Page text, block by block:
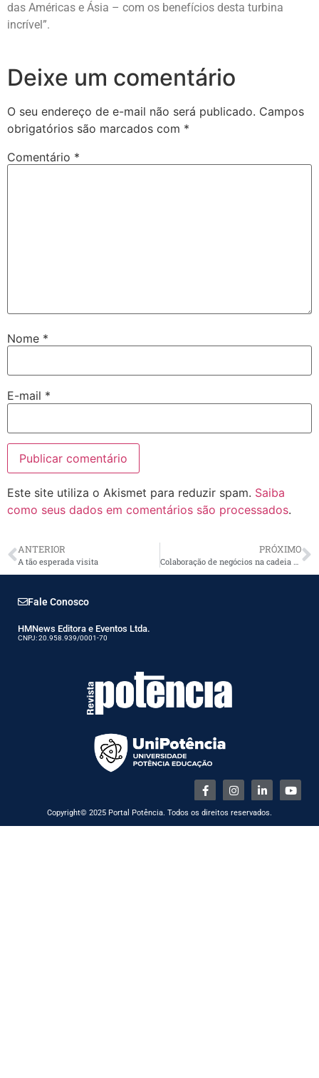
das Américas e Ásia – com os benefícios desta turbina
incrível”.
Deixe um comentário
O seu endereço de e-mail não será publicado. Campos
obrigatórios são marcados com *
Comentário *
Nome *
E-mail *
Este site utiliza o Akismet para reduzir spam. Saiba
como seus dados em comentários são processados.
ANTERIOR
A tão esperada visita
PRÓXIMO
Colaboração de negócios na cadeia produtiva
Fale Conosco
HMNews Editora e Eventos Ltda.
CNPJ: 20.958.939/0001-70
Copyright© 2025 Portal Potência. Todos os direitos reservados.